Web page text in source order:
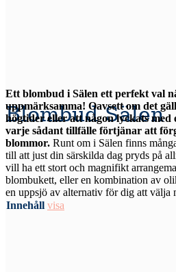
Blombud Sälen
Ett blombud i Sälen ett perfekt val
uppmärksamma! Oavsett om det
högtider eller att någon lyckats med
varje sådant tillfälle förtjänar att
blommor.
till att just din särskilda dag pryds på
vill ha ett stort och magnifikt
blombukett, eller en kombination av
en uppsjö av alternativ för dig att välja
Innehåll visa